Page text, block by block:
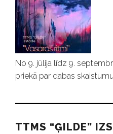
No 9. jūlija līdz 9.
priekā par dabas
TTMS “ĢILDE”